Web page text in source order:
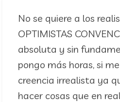
No se quiere a los
OPTIMISTAS
absoluta y sin
pongo más horas, si
creencia irrealista ya
hacer cosas que en